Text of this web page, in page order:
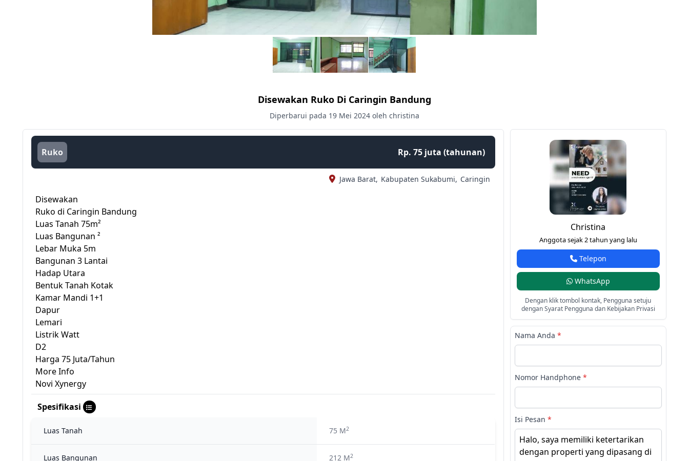
Disewakan Ruko Di Caringin Bandung
Diperbarui pada 19 Mei 2024 oleh christina
Ruko Rp. 75 juta (tahunan)
Jawa Barat, Kabupaten Sukabumi, Caringin
Disewakan
Ruko di Caringin Bandung
Luas Tanah 75m²
Luas Bangunan ²
Lebar Muka 5m
Bangunan 3 Lantai
Hadap Utara
Bentuk Tanah Kotak
Kamar Mandi 1+1
Dapur
Lemari
Listrik Watt
D2
Harga 75 Juta/Tahun
More Info
Novi Xynergy
Spesifikasi
Luas Tanah 75 M2
Luas Bangunan 212 M2
Christina
Anggota sejak 2 tahun yang lalu
Telepon
WhatsApp
Dengan klik tombol kontak, Pengguna setuju
dengan Syarat Pengguna dan Kebijakan Privasi
Nama Anda *
Nomor Handphone *
Isi Pesan *